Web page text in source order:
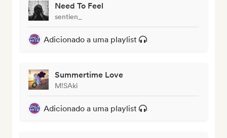
Need To Feel
sentien_
Adicionado a uma playlist
Summertime Love
M!SAki
Adicionado a uma playlist